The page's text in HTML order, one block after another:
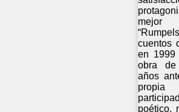
cuentos
en
obra
años
propia
poético,